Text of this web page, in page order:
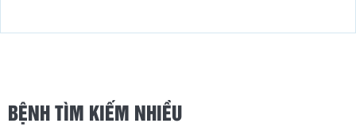
BỆNH TÌM KIẾM NHIỀU